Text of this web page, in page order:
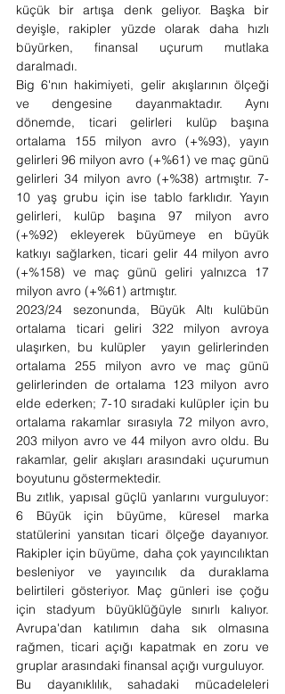
küçük bir artışa denk geliyor. Başka bir
deyişle, rakipler yüzde olarak daha hızlı
büyürken, finansal uçurum mutlaka
daralmadı.
Big 6'nın hakimiyeti, gelir akışlarının ölçeği
ve dengesine dayanmaktadır. Aynı
dönemde, ticari gelirleri kulüp başına
ortalama 155 milyon avro (+%93), yayın
gelirleri 96 milyon avro (+%61) ve maç günü
gelirleri 34 milyon avro (+%38) artmıştır. 7-
10 yaş grubu için ise tablo farklıdır. Yayın
gelirleri, kulüp başına 97 milyon avro
(+%92) ekleyerek büyümeye en büyük
katkıyı sağlarken, ticari gelir 44 milyon avro
(+%158) ve maç günü geliri yalnızca 17
milyon avro (+%61) artmıştır.
2023/24 sezonunda, Büyük Altı kulübün
ortalama ticari geliri 322 milyon avroya
ulaşırken, bu kulüpler  yayın gelirlerinden
ortalama 255 milyon avro ve maç günü
gelirlerinden de ortalama 123 milyon avro
elde ederken; 7-10 sıradaki kulüpler için bu
ortalama rakamlar sırasıyla 72 milyon avro,
203 milyon avro ve 44 milyon avro oldu. Bu
rakamlar, gelir akışları arasındaki uçurumun
boyutunu göstermektedir.
Bu zıtlık, yapısal güçlü yanlarını vurguluyor:
6 Büyük için büyüme, küresel marka
statülerini yansıtan ticari ölçeğe dayanıyor.
Rakipler için büyüme, daha çok yayıncılıktan
besleniyor ve yayıncılık da duraklama
belirtileri gösteriyor. Maç günleri ise çoğu
için stadyum büyüklüğüyle sınırlı kalıyor.
Avrupa'dan katılımın daha sık olmasına
rağmen, ticari açığı kapatmak en zoru ve
gruplar arasındaki finansal açığı vurguluyor.
Bu dayanıklılık, sahadaki mücadeleleri